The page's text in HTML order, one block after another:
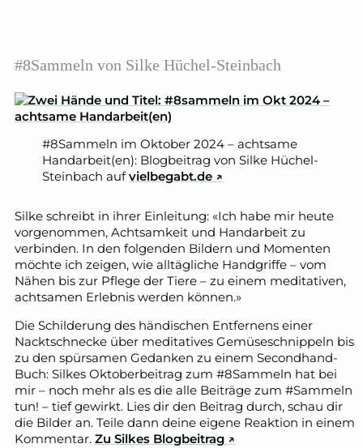
#8Sammeln von Silke Hüchel-Steinbach
#8Sammeln im Oktober 2024 – achtsame
Handarbeit(en): Blogbeitrag von Silke Hüchel-
Steinbach aufvielbegabt.de ↗
Silke schreibt in ihrer Einleitung: «Ich habe mir heute
vorgenommen, Achtsamkeit und Handarbeit zu
verbinden. In den folgenden Bildern und Momenten
möchte ich zeigen, wie alltägliche Handgriffe – vom
Nähen bis zur Pflege der Tiere – zu einem meditativen,
achtsamen Erlebnis werden können.»
Die Schilderung des händischen Entfernens einer
Nacktschnecke über meditatives Gemüseschnippeln bis
zu den spürsamen Gedanken zu einem Secondhand-
Buch: Silkes Oktoberbeitrag zum #8Sammeln hat bei
mir – noch mehr als es die alle Beiträge zum #Sammeln
tun! – tief gewirkt. Lies dir den Beitrag durch, schau dir
die Bilder an. Teile dann deine eigene Reaktion in einem
Kommentar. Zu Silkes Blogbeitrag ↗